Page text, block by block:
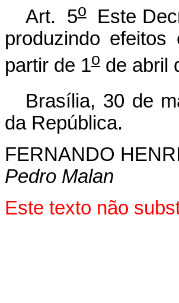
Art. 5oEste
produzindo
partir de 1o de abril
Brasília, 30 de
da República.
FERNANDO
Pedro Malan
Este texto não